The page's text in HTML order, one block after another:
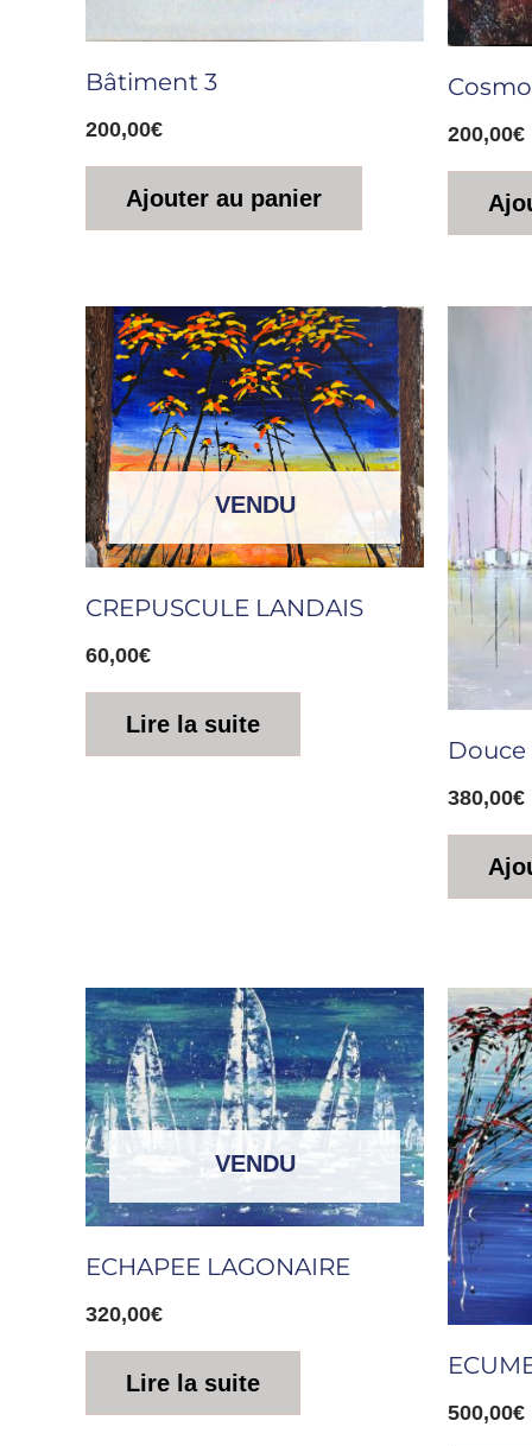
Bâtiment 3
200,00€
Ajouter au panier
200,00€
VENDU
CREPUSCULE LANDAIS
60,00€
Lire la suite
380,00€
VENDU
ECHAPEE LAGONAIRE
320,00€
Lire la suite
500,00€